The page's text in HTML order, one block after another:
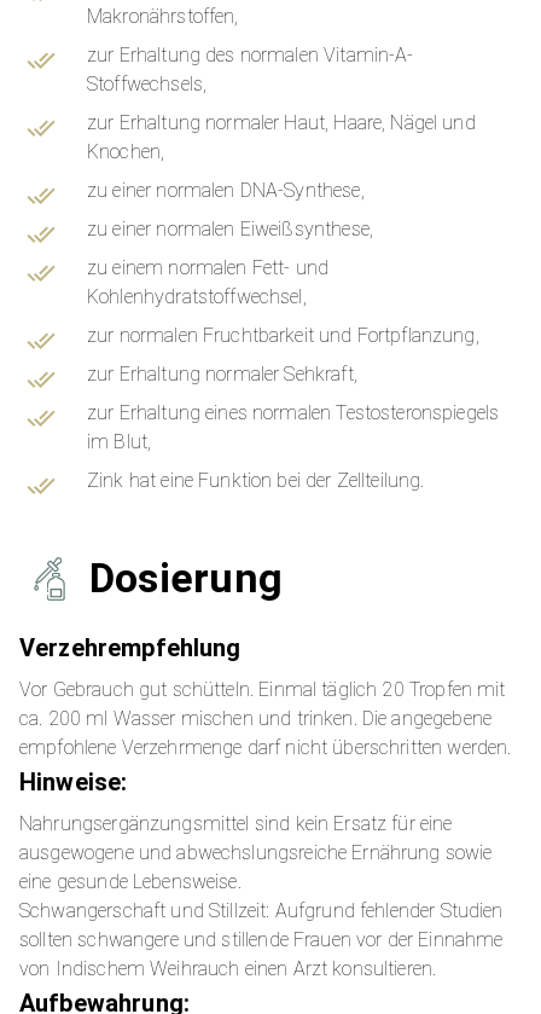
Makronährstoffen,
zur Erhaltung des normalen Vitamin-A-
Stoffwechsels,
zur Erhaltung normaler Haut, Haare, Nägel und
Knochen,
zu einer normalen DNA-Synthese,
zu einer normalen Eiweißsynthese,
zu einem normalen Fett- und
Kohlenhydratstoffwechsel,
zur normalen Fruchtbarkeit und Fortpflanzung,
zur Erhaltung normaler Sehkraft,
zur Erhaltung eines normalen Testosteronspiegels
im Blut,
Zink hat eine Funktion bei der Zellteilung.
Dosierung
Verzehrempfehlung
Vor Gebrauch gut schütteln. Einmal täglich 20 Tropfen mit
ca. 200 ml Wasser mischen und trinken. Die angegebene
empfohlene Verzehrmenge darf nicht überschritten werden.
Hinweise:
Nahrungsergänzungsmittel sind kein Ersatz für eine
ausgewogene und abwechslungsreiche Ernährung sowie
eine gesunde Lebensweise.
Schwangerschaft und Stillzeit: Aufgrund fehlender Studien
sollten schwangere und stillende Frauen vor der Einnahme
von Indischem Weihrauch einen Arzt konsultieren.
Aufbewahrung: